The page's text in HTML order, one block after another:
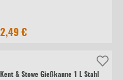
2,49 €
Kent & Stowe Gießkanne 1 L Stahl